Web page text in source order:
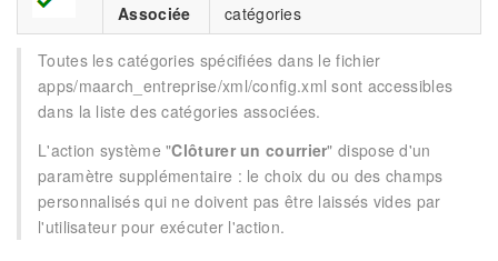
Associée
catégories
Toutes les catégories spécifiées dans le fichier
apps/maarch_entreprise/xml/config.xml sont accessibles
dans la liste des catégories associées.
L'action système "Clôturer un courrier" dispose d'un
paramètre supplémentaire : le choix du ou des champs
personnalisés qui ne doivent pas être laissés vides par
l'utilisateur pour exécuter l'action.